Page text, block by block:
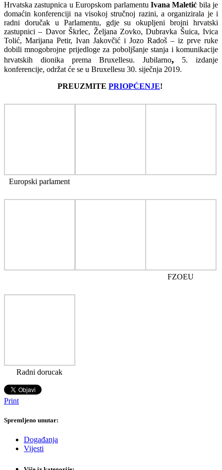
Hrvatska zastupnica u Europskom parlamentu Ivana Maletić bila je
domaćin konferenciji na visokoj stručnoj razini, a organizirala je i
radni doručak u Parlamentu, gdje su okupljeni brojni hrvatski
zastupnici – Davor Škrlec, Željana Zovko, Dubravka Šuica, Ivica
Tolić, Marijana Petir, Ivan Jakovčić i Jozo Radoš – iz prve ruke
dobili mnogobrojne prijedloge za poboljšanje stanja i komunikacije
hrvatskih dionika prema Bruxellesu. Jubilarno, 5. izdanje
konferencije, održat će se u Bruxellesu 30. siječnja 2019.
PREUZMITE PRIOPĆENJE!
Europski parlament
FZOEU
Radni dorucak
Print
Spremljeno unutar:
Događanja
Vijesti